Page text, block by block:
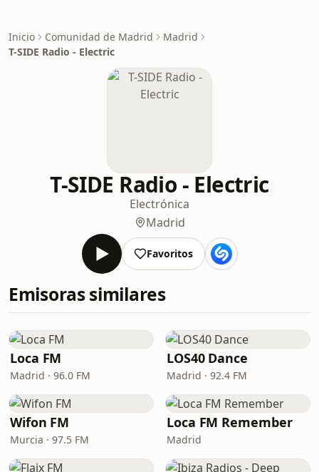
Inicio Comunidad de Madrid
Madrid
T-SIDE Radio - Electric
T-SIDE Radio - Electric
Electrónica
Madrid
Favoritos
Emisoras similares
Loca FM
Madrid · 96.0 FM
LOS40 Dance
Madrid · 92.4 FM
Wifon FM
Murcia · 97.5 FM
Loca FM Remember
Madrid